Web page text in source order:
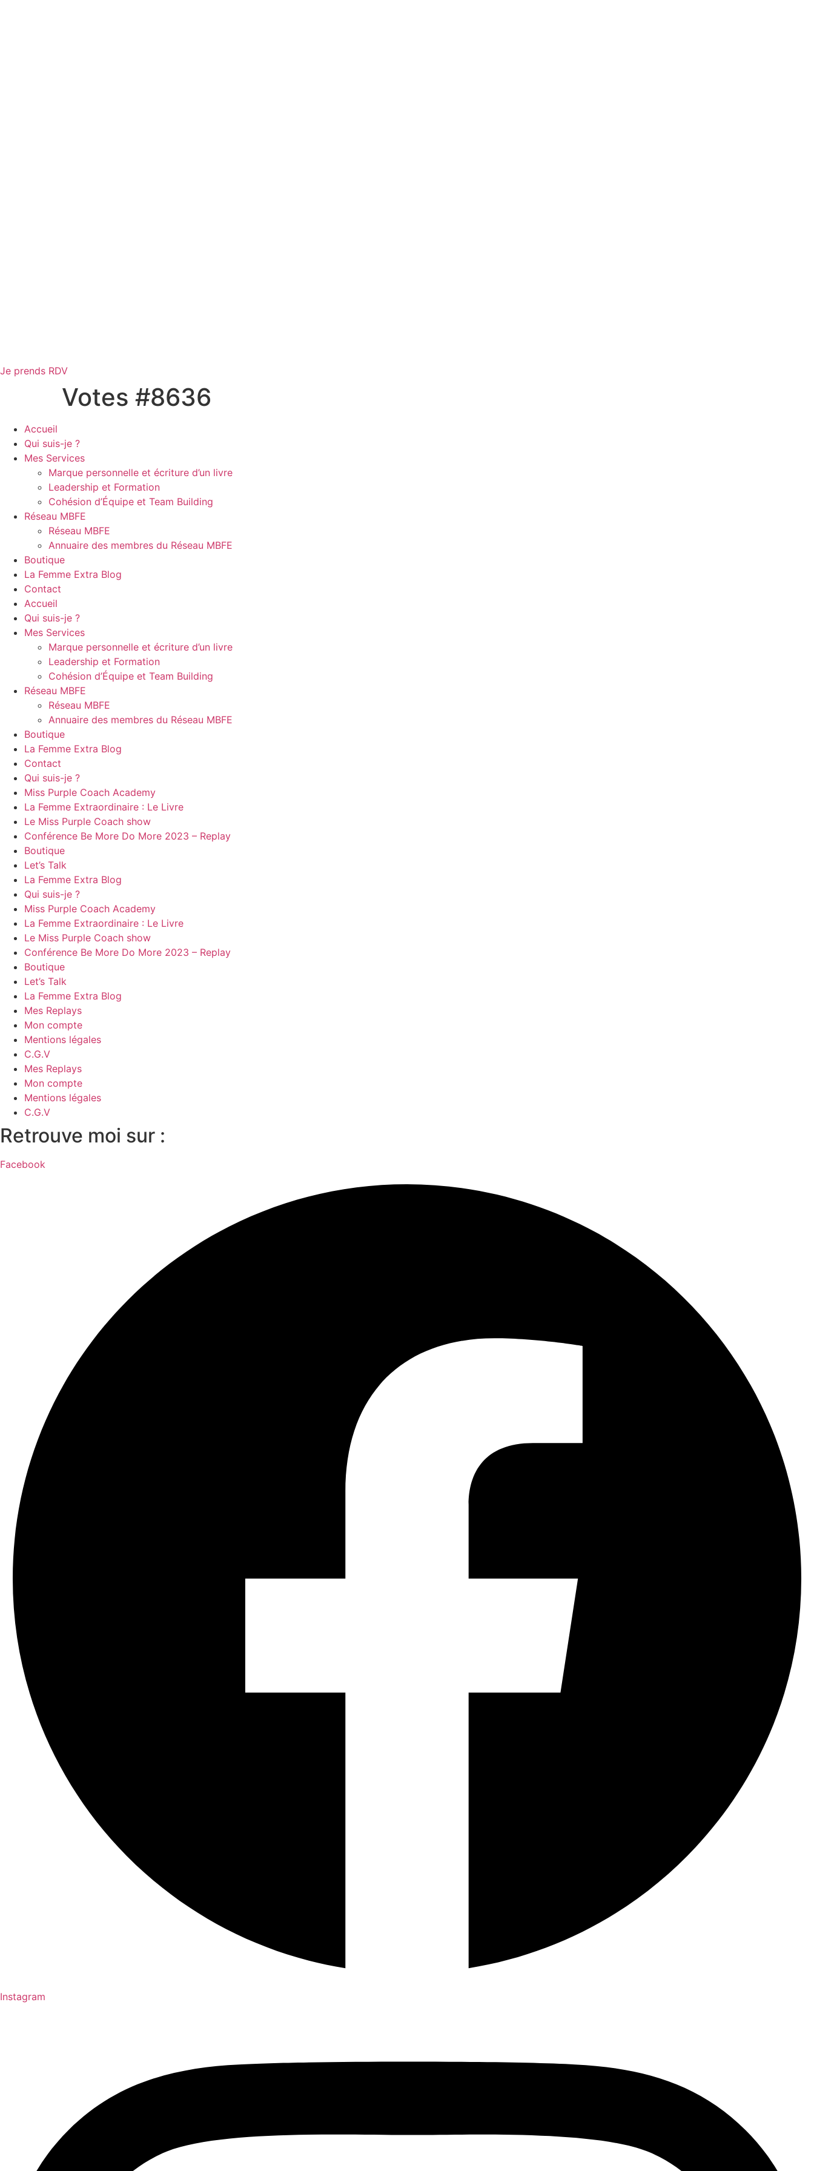
Je prends RDV
Votes #8636
Accueil
Qui suis-je ?
Mes Services
Marque personnelle et écriture d’un livre
Leadership et Formation
Cohésion d’Équipe et Team Building
Réseau MBFE
Réseau MBFE
Annuaire des membres du Réseau MBFE
Boutique
La Femme Extra Blog
Contact
Accueil
Qui suis-je ?
Mes Services
Marque personnelle et écriture d’un livre
Leadership et Formation
Cohésion d’Équipe et Team Building
Réseau MBFE
Réseau MBFE
Annuaire des membres du Réseau MBFE
Boutique
La Femme Extra Blog
Contact
Qui suis-je ?
Miss Purple Coach Academy
La Femme Extraordinaire : Le Livre
Le Miss Purple Coach show
Conférence Be More Do More 2023 – Replay
Boutique
Let’s Talk
La Femme Extra Blog
Qui suis-je ?
Miss Purple Coach Academy
La Femme Extraordinaire : Le Livre
Le Miss Purple Coach show
Conférence Be More Do More 2023 – Replay
Boutique
Let’s Talk
La Femme Extra Blog
Mes Replays
Mon compte
Mentions légales
C.G.V
Mes Replays
Mon compte
Mentions légales
C.G.V
Retrouve moi sur :
Facebook
Instagram